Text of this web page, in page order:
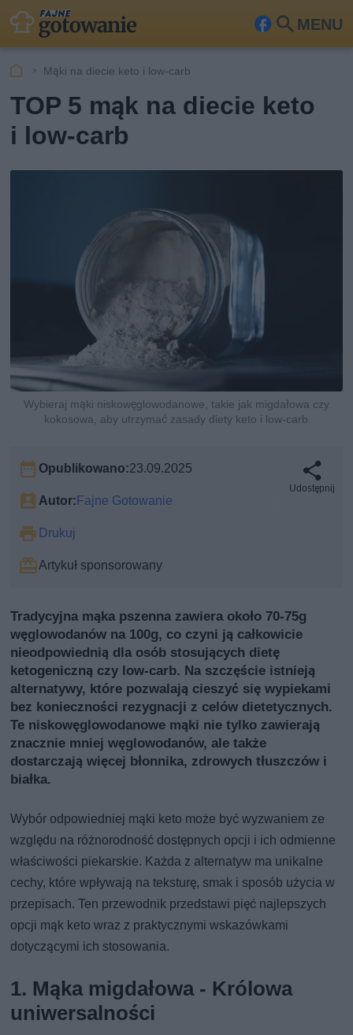
MENU
Fa Szu
Mąki na diecie keto i low-carb
TOP 5 mąk na diecie keto
i low-carb
Wybieraj mąki niskowęglowodanowe, takie jak migdałowa czy
kokosowa, aby utrzymać zasady diety keto i low-carb
Opublikowano:23.09.2025
Autor:Fajne Gotowanie
Drukuj
Artykuł sponsorowany
Udostępnij
Tradycyjna mąka pszenna zawiera około 70-75g
węglowodanów na 100g, co czyni ją całkowicie
nieodpowiednią dla osób stosujących dietę
ketogeniczną czy low-carb. Na szczęście istnieją
alternatywy, które pozwalają cieszyć się wypiekami
bez konieczności rezygnacji z celów dietetycznych.
Te niskowęglowodanowe mąki nie tylko zawierają
znacznie mniej węglowodanów, ale także
dostarczają więcej błonnika, zdrowych tłuszczów i
białka.
Wybór odpowiedniej mąki keto może być wyzwaniem ze
względu na różnorodność dostępnych opcji i ich odmienne
właściwości piekarskie. Każda z alternatyw ma unikalne
cechy, które wpływają na teksturę, smak i sposób użycia w
przepisach. Ten przewodnik przedstawi pięć najlepszych
opcji mąk keto wraz z praktycznymi wskazówkami
dotyczącymi ich stosowania.
1. Mąka migdałowa - Królowa
uniwersalności